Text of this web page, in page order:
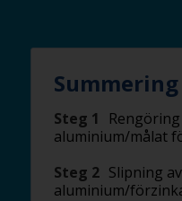
Steg 1
aluminium/målat
Steg 2 Slipning
aluminium/